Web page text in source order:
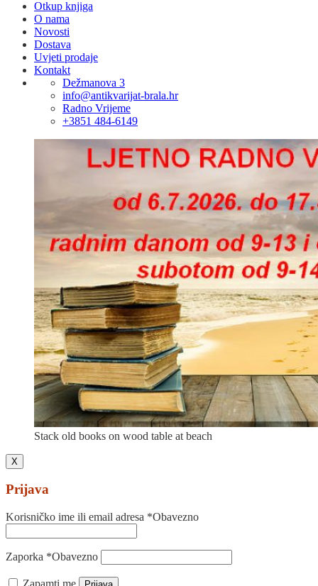
Otkup knjiga
O nama
Novosti
Dostava
Uvjeti prodaje
Kontakt
Dežmanova 3
info@antikvarijat-brala.hr
Radno Vrijeme
+3851 484-6149
Stack old books on wood table at beach
X
Prijava
Korisničko ime ili email adresa *Obavezno
Zaporka *Obavezno